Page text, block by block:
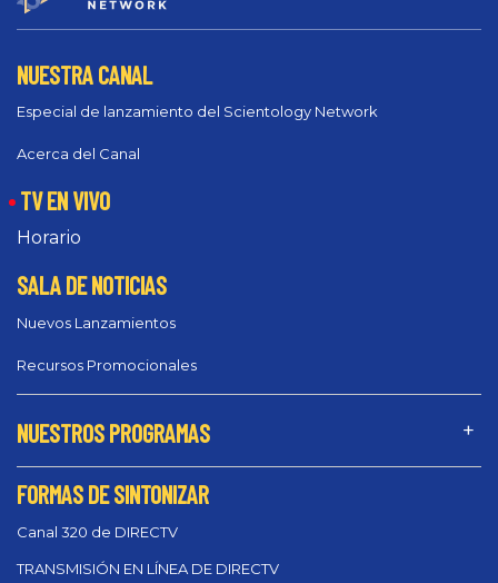
NUESTRA CANAL
Especial de lanzamiento del Scientology Network
Acerca del Canal
TV EN VIVO
Horario
SALA DE NOTICIAS
Nuevos Lanzamientos
Recursos Promocionales
NUESTROS PROGRAMAS
FORMAS DE SINTONIZAR
Canal 320 de DIRECTV
TRANSMISIÓN EN LÍNEA DE DIRECTV